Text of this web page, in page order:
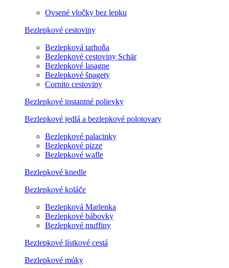
Ovsené vločky bez lepku
Bezlepkové cestoviny
Bezlepková tarhoňa
Bezlepkové cestoviny Schär
Bezlepkové lasagne
Bezlepkové špagety
Cornito cestoviny
Bezlepkové instantné polievky
Bezlepkové jedlá a bezlepkové polotovary
Bezlepkové palacinky
Bezlepkové pizze
Bezlepkové wafle
Bezlepkové knedle
Bezlepkové koláče
Bezlepková Marlenka
Bezlepkové bábovky
Bezlepkové muffiny
Bezlepkové lístkové cestá
Bezlepkové múky